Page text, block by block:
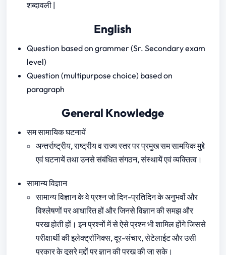
शब्दावली |
English
Question based on grammer (Sr. Secondary exam
level)
Question (multipurpose choice) based on
paragraph
General Knowledge
सम सामायिक घटनायें
अन्तर्राष्ट्रीय, राष्ट्रीय व राज्य स्तर पर प्रमुख सम सामयिक मुद्दे
एवं घटनायें तथा उनसे संबंधित संगठन, संस्थायें एवं व्यक्तित्व।
सामान्य विज्ञान
सामान्य विज्ञान के वे प्रश्न जो दिन-प्रतिदिन के अनुभवों और
विश्लेषणों पर आधारित हों और जिनसे विज्ञान की समझ और
परख होती हों। इन प्रश्नों में से ऐसे प्रश्न भी शामिल होंगे जिससे
परीक्षार्थी की इलेक्ट्रॉनिक्स, दूर-संचार, सेटेलाईट और उसी
प्रकार के दूसरे मुद्दों पर ज्ञान की परख की जा सके।